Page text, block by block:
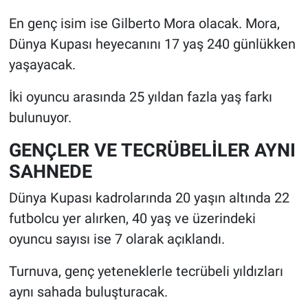
En genç isim ise Gilberto Mora olacak. Mora,
Dünya Kupası heyecanını 17 yaş 240 günlükken
yaşayacak.
İki oyuncu arasında 25 yıldan fazla yaş farkı
bulunuyor.
GENÇLER VE TECRÜBELİLER AYNI
SAHNEDE
Dünya Kupası kadrolarında 20 yaşın altında 22
futbolcu yer alırken, 40 yaş ve üzerindeki
oyuncu sayısı ise 7 olarak açıklandı.
Turnuva, genç yeteneklerle tecrübeli yıldızları
aynı sahada buluşturacak.